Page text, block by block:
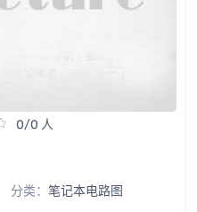
0/0 人
分类： 笔记本电路图